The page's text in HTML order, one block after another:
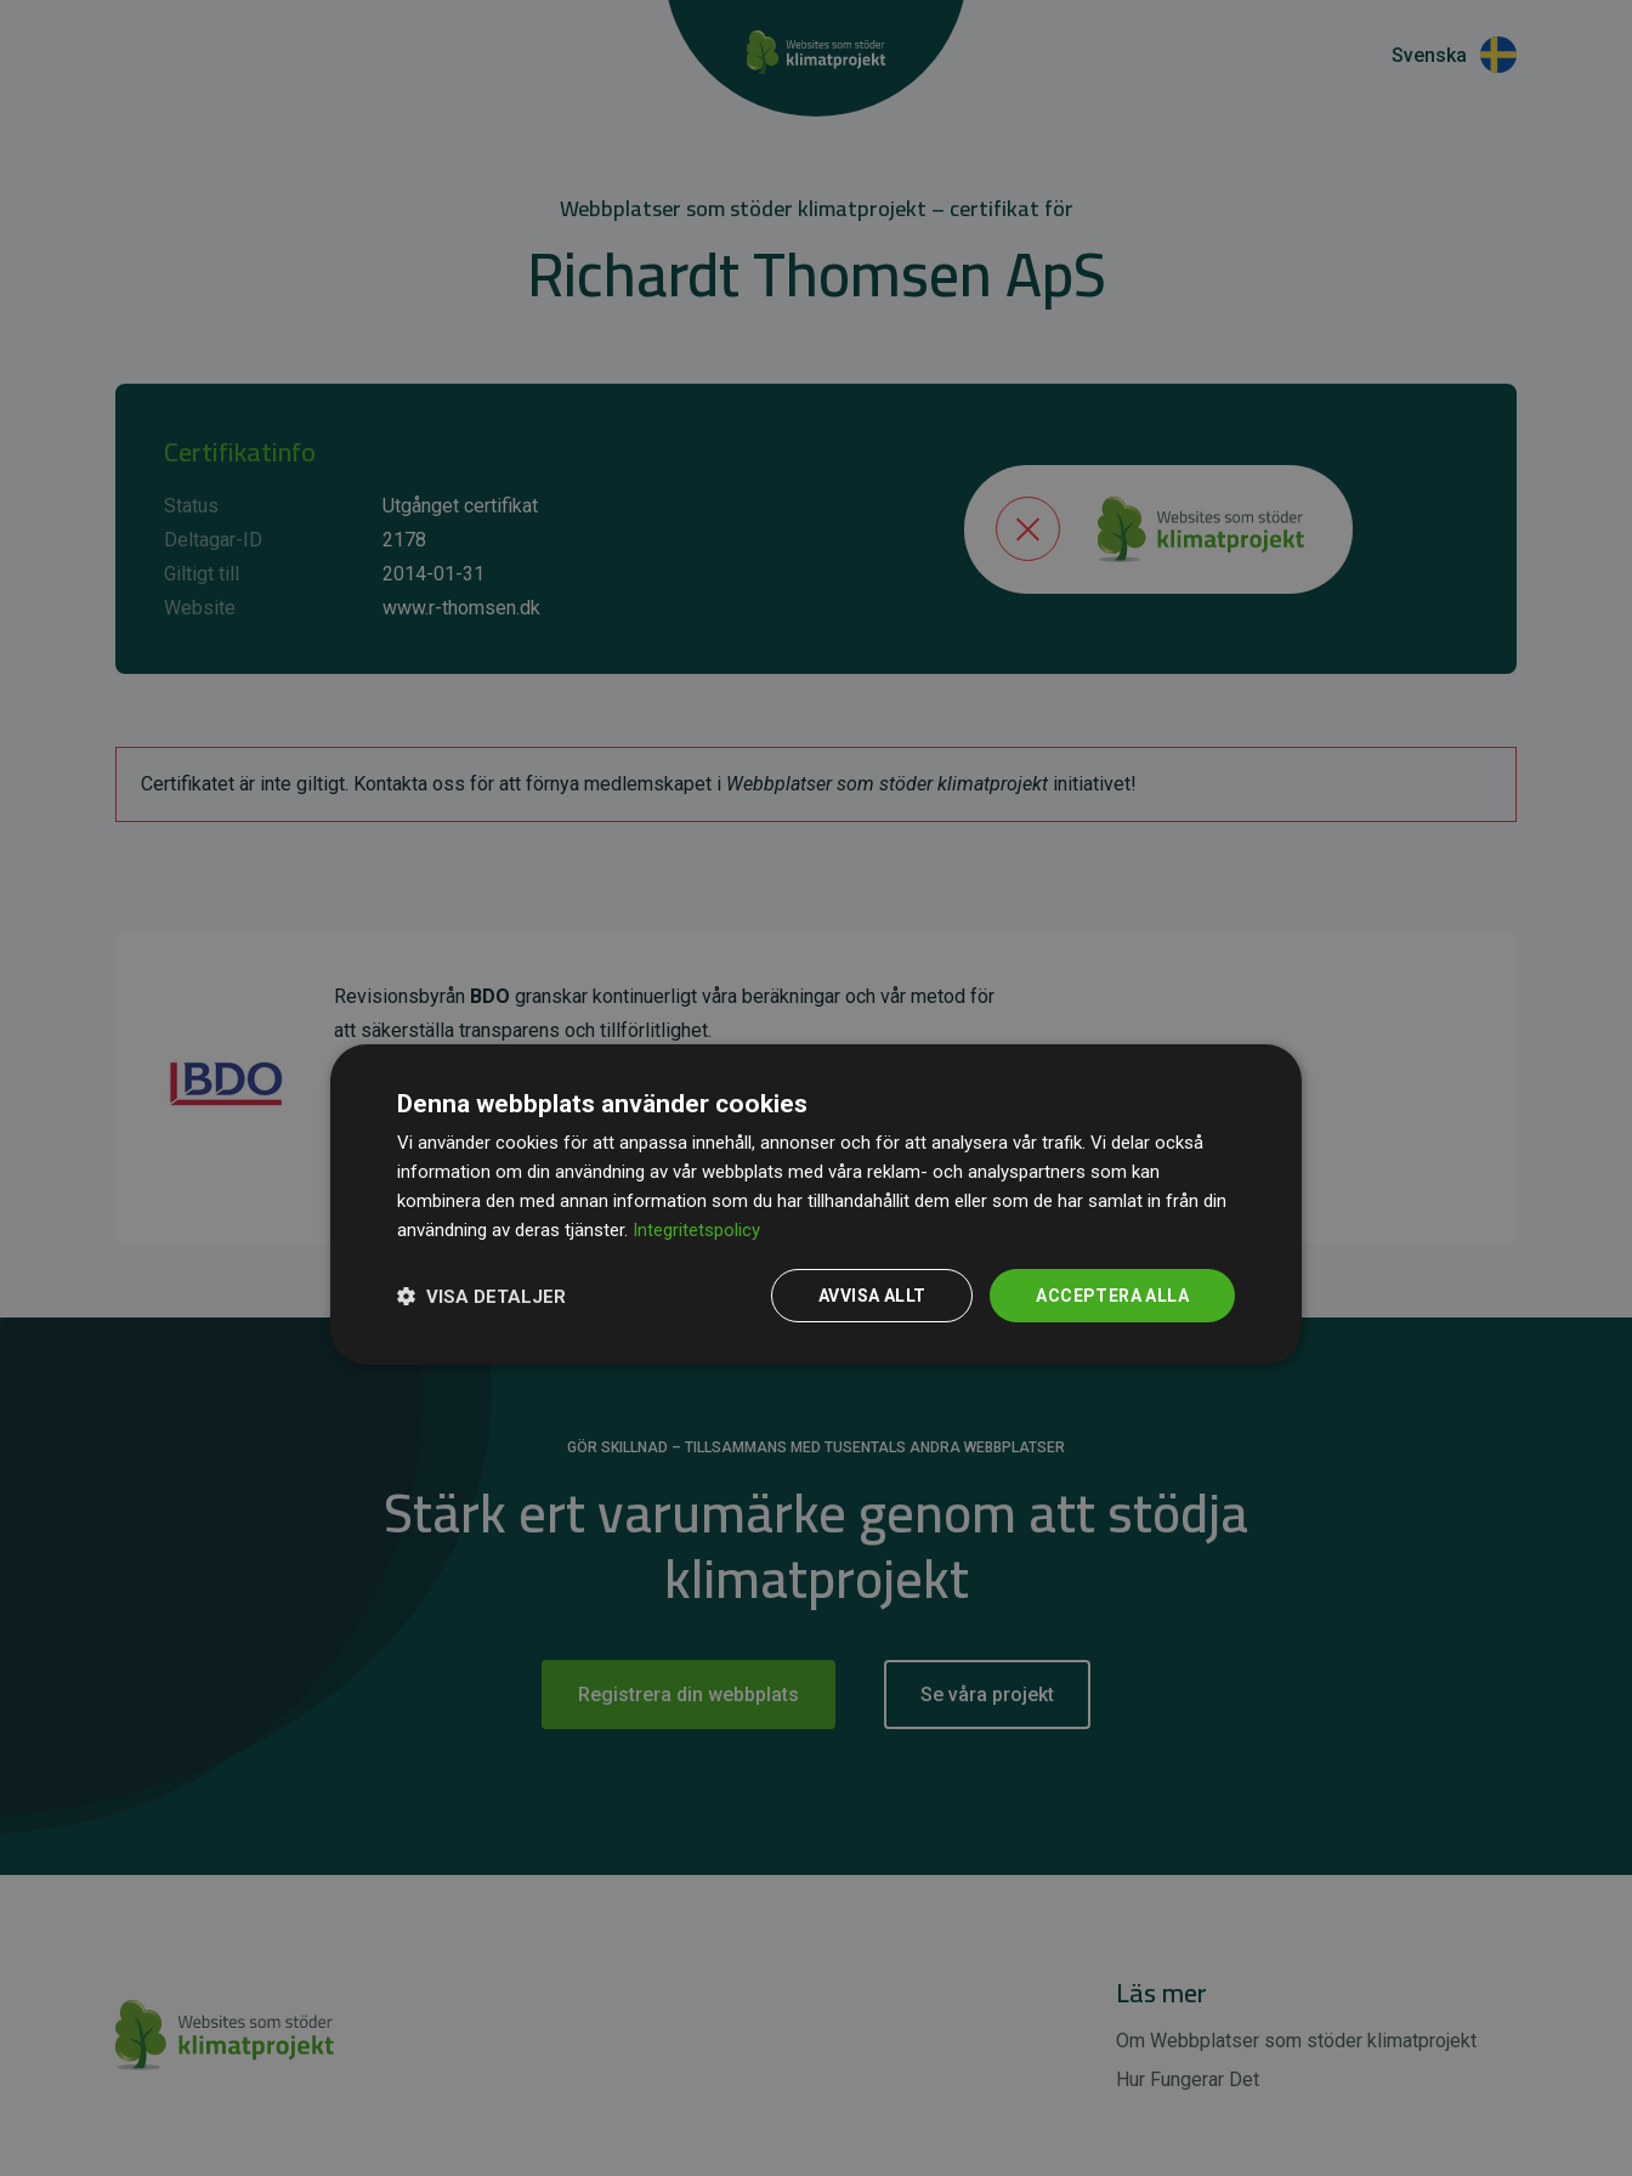
Svenska
Webbplatser som stöder klimatprojekt – certifikat för
Richardt Thomsen ApS
Certifikatinfo
Status
Utgånget certifikat
Deltagar-ID
2178
Giltigt till
2014-01-31
Website
www.r-thomsen.dk
Certifikatet är inte giltigt. Kontakta oss för att förnya medlemskapet i Webbplatser som stöder klimatprojekt initiativet!
Revisionsbyrån BDO granskar kontinuerligt våra beräkningar och vår metod för
att säkerställa transparens och tillförlitlighet.
kompenserar för200 % av de beräknade CO₂-utsläppen
medlemswebbplatser – ett tydligt bevis på att vårt arbetssätt ger mätbar
klimatnytta.
GÖR SKILLNAD – TILLSAMMANS MED TUSENTALS ANDRA WEBBPLATSER
Stärk ert varumärke genom att stödja
klimatprojekt
Registrera din webbplats Se våra projekt
Läs mer
Om Webbplatser som stöder klimatprojekt
Hur Fungerar Det
Denna webbplats använder cookies
Vi använder cookies för att anpassa innehåll, annonser och för att analysera vår trafik. Vi delar också
information om din användning av vår webbplats med våra reklam- och analyspartners som kan
kombinera den med annan information som du har tillhandahållit dem eller som de har samlat in från din
användning av deras tjänster. Integritetspolicy
ACCEPTERA ALLA
AVVISA ALLT
VISA DETALJER